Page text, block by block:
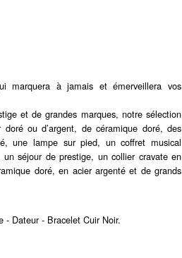
marquera à jamais et émerveillera vos
et de grandes marques, notre sélection
ou d’argent, de céramique doré, des
une lampe sur pied, un coffret musical
séjour de prestige, un collier cravate en
doré, en acier argenté et de grands
- Dateur - Bracelet Cuir Noir.